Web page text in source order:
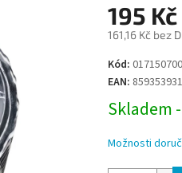
195 Kč
161,16 Kč bez
Měrná
cena:
Kód:
EAN:
Skladem
Možnosti